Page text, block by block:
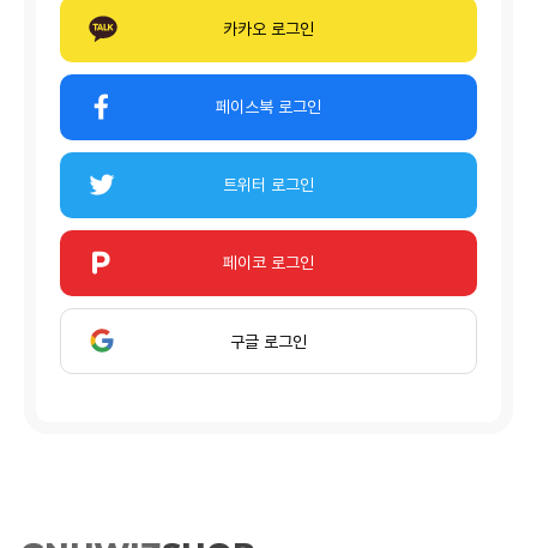
카카오 로그인
페이스북 로그인
트위터 로그인
페이코 로그인
구글 로그인